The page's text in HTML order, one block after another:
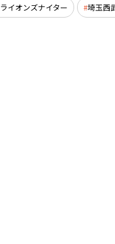
ライオンズナイター 埼玉西